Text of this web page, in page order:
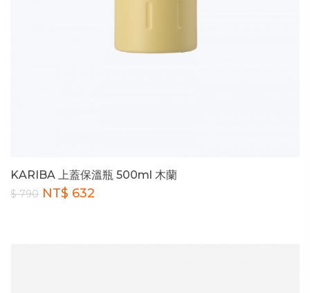
KARIBA 上蓋保溫瓶 500ml 木蘭
$ 790 NT$ 632